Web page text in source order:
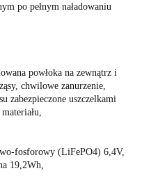
po pełnym naładowaniu
powłoka na zewnątrz i
chwilowe zanurzenie,
zabezpieczone uszczelkami
fosforowy (LiFePO4) 6,4V,
19,2Wh,